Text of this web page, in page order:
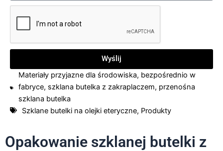
Wyślij
Materiały przyjazne dla środowiska, bezpośrednio w
fabryce, szklana butelka z zakraplaczem, przenośna
szklana butelka
Szklane butelki na olejki eteryczne, Produkty
Opakowanie szklanej butelki z